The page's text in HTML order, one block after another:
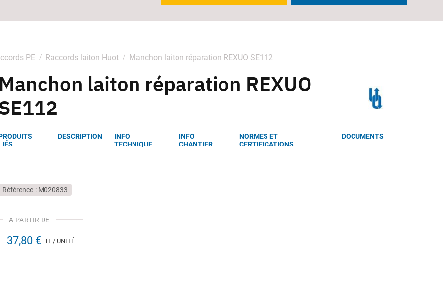
PE Raccords laiton Huot Manchon laiton réparation REXUO SE112
Manchon laiton réparation REXUO
DESCRIPTION
INFO
TECHNIQUE
INFO
CHANTIER
NORMES ET
CERTIFICATIONS
DOCUMENTS
Référence M020833
37,80 € HT / UNITÉ